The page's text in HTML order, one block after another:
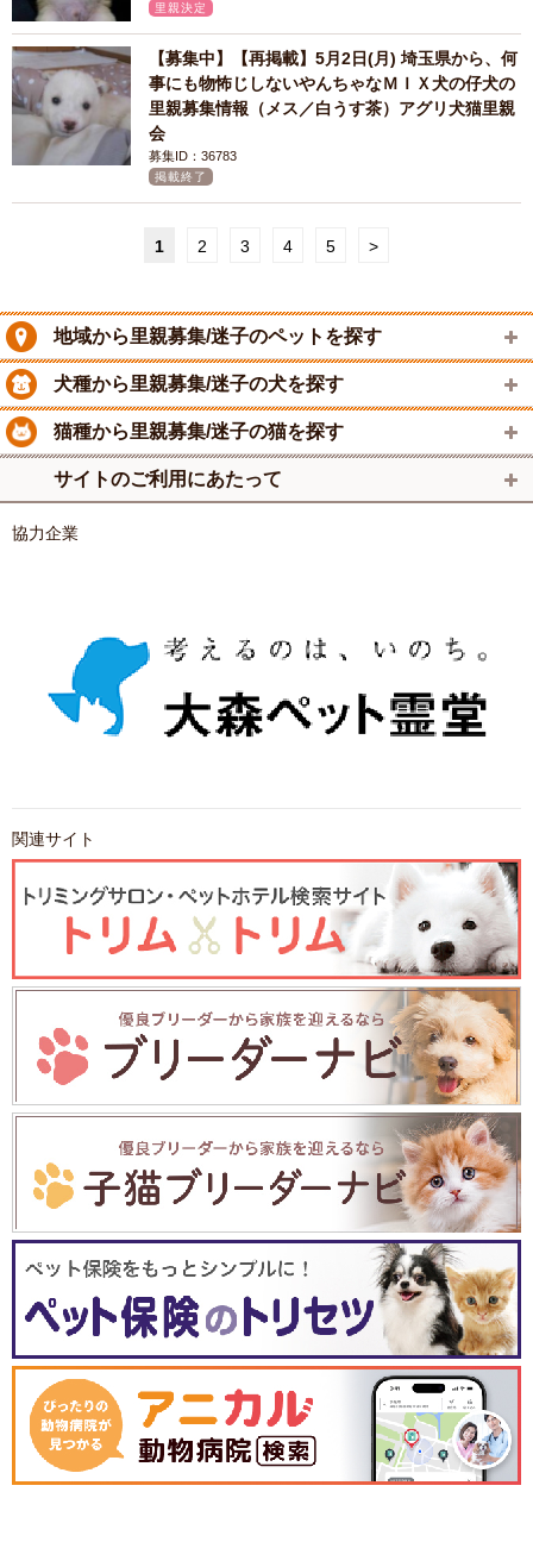
里親決定
【募集中】【再掲載】5月2日(月) 埼玉県から、何
事にも物怖じしないやんちゃなＭＩＸ犬の仔犬の
里親募集情報（メス／白うす茶）アグリ犬猫里親
会
募集ID：36783
掲載終了
1 2 3 4 5 >
地域から里親募集/迷子のペットを探す
犬種から里親募集/迷子の犬を探す
猫種から里親募集/迷子の猫を探す
サイトのご利用にあたって
協力企業
関連サイト